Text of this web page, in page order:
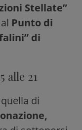
Stellate”
Punto di
di
alle 21
di